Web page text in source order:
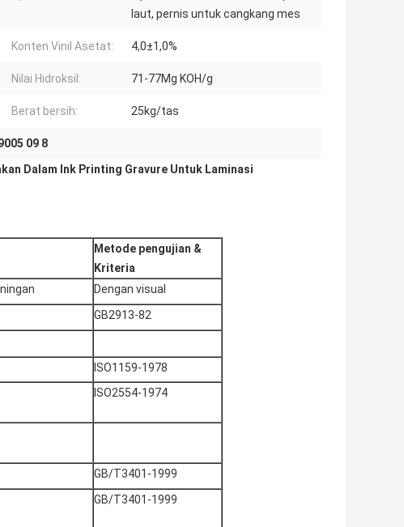
laut, pernis untuk cangkang mes
Konten Vinil Asetat: 4,0±1,0%
Nilai Hidroksil: 71-77Mg KOH/g
Berat bersih: 25kg/tas
09 8
Dalam Ink Printing Gravure Untuk Laminasi
Metode pengujian &
Kriteria
Dengan visual
GB2913-82
ISO1159-1978
ISO2554-1974
GB/T3401-1999
GB/T3401-1999